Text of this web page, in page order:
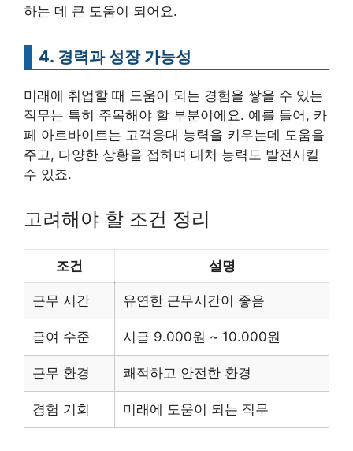
하는 데 큰 도움이 되어요.
4. 경력과 성장 가능성
미래에 취업할 때 도움이 되는 경험을 쌓을 수 있는
직무는 특히 주목해야 할 부분이에요. 예를 들어, 카
페 아르바이트는 고객응대 능력을 키우는데 도움을
주고, 다양한 상황을 접하며 대처 능력도 발전시킬
수 있죠.
고려해야 할 조건 정리
조건 설명
근무 시간 유연한 근무시간이 좋음
급여 수준 시급 9.000원 ~ 10.000원
근무 환경 쾌적하고 안전한 환경
경험 기회 미래에 도움이 되는 직무